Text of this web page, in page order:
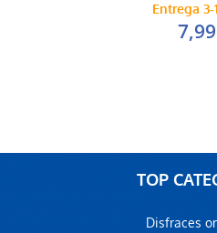
Entrega
TOP
Disfraces